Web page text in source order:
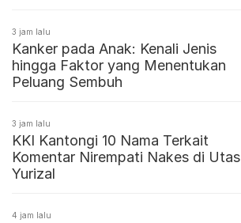
3 jam lalu
Kanker pada Anak: Kenali Jenis
hingga Faktor yang Menentukan
Peluang Sembuh
3 jam lalu
KKI Kantongi 10 Nama Terkait
Komentar Nirempati Nakes di Utas
Yurizal
4 jam lalu